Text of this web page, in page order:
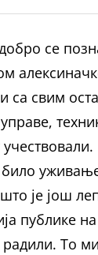
се
са свим
било
је још
публике
То ми